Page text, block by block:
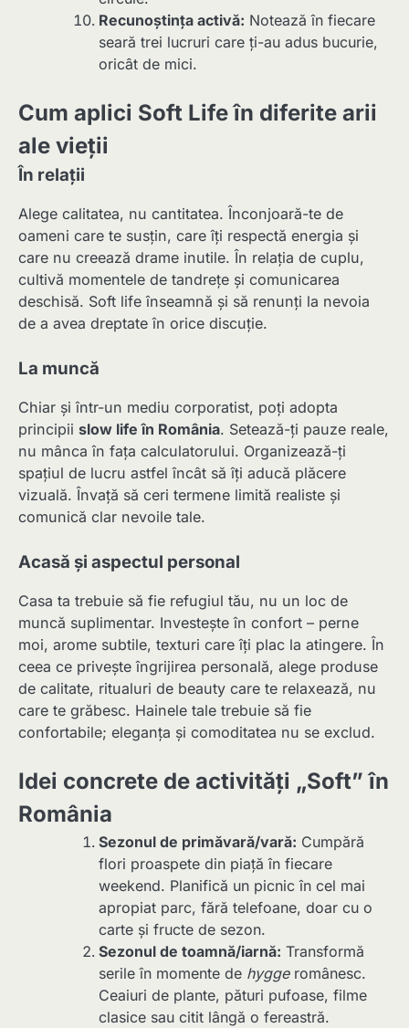
Recunoștința activă: Notează în fiecare
seară trei lucruri care ți-au adus bucurie,
oricât de mici.
Cum aplici Soft Life în diferite arii
ale vieții
În relații
Alege calitatea, nu cantitatea. Înconjoară-te de
oameni care te susțin, care îți respectă energia și
care nu creează drame inutile. În relația de cuplu,
cultivă momentele de tandrețe și comunicarea
deschisă. Soft life înseamnă și să renunți la nevoia
de a avea dreptate în orice discuție.
La muncă
Chiar și într-un mediu corporatist, poți adopta
principii slow life în România. Setează-ți pauze reale,
nu mânca în fața calculatorului. Organizează-ți
spațiul de lucru astfel încât să îți aducă plăcere
vizuală. Învață să ceri termene limită realiste și
comunică clar nevoile tale.
Acasă și aspectul personal
Casa ta trebuie să fie refugiul tău, nu un loc de
muncă suplimentar. Investește în confort – perne
moi, arome subtile, texturi care îți plac la atingere. În
ceea ce privește îngrijirea personală, alege produse
de calitate, ritualuri de beauty care te relaxează, nu
care te grăbesc. Hainele tale trebuie să fie
confortabile; eleganța și comoditatea nu se exclud.
Idei concrete de activități „Soft” în
România
Sezonul de primăvară/vară: Cumpără
flori proaspete din piață în fiecare
weekend. Planifică un picnic în cel mai
apropiat parc, fără telefoane, doar cu o
carte și fructe de sezon.
Sezonul de toamnă/iarnă: Transformă
serile în momente de hyggeromânesc.
Ceaiuri de plante, pături pufoase, filme
clasice sau citit lângă o fereastră.